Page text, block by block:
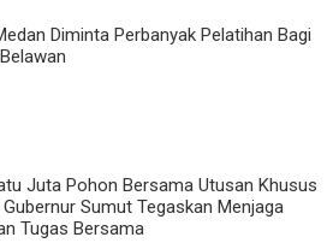
Diminta Perbanyak Pelatihan Bagi
Juta Pohon Bersama Utusan Khusus
Sumut Tegaskan Menjaga
Tugas Bersama